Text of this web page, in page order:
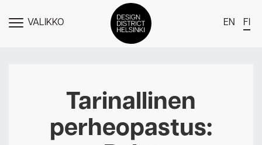
NÄYTÄVALIKKO EN FI
Jäsenet
Tapahtumat
Uutiset
Tarinallinen
perheopastus: